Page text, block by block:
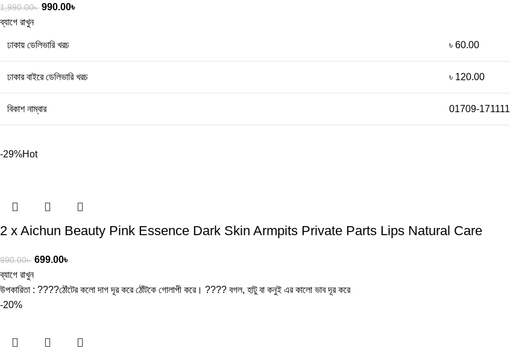
1,990.00৳ 990.00৳
ব্যাগে রাখুন
ঢাকায় ডেলিভারি খরচ ৳ 60.00
ঢাকার বাইরে ডেলিভারি খরচ ৳ 120.00
বিকাশ নাম্বার 01709-171111
-29%Hot
2 x Aichun Beauty Pink Essence Dark Skin Armpits Private Parts Lips Natural Care
990.00৳ 699.00৳
ব্যাগে রাখুন
উপকারিতা : ????ঠোঁটের কলো দাগ দূর করে ঠোঁটকে গোলাপী করে। ???? বগল, হাটু বা কনুই এর কালো ভাব দূর করে
-20%